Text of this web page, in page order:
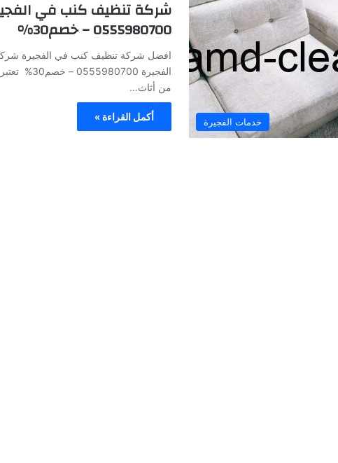
خدمات الفجيرة
شركة تنظيف كنب في
0555980700 – خصم30%
افضل شركة تنظيف كنب في الفجيرة
الفجيرة
من أثاث…
أكمل القراءة »